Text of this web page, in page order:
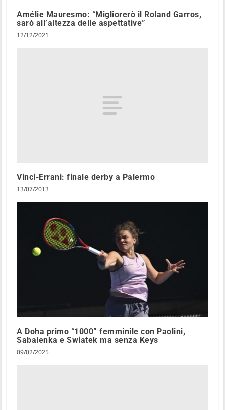
Amélie Mauresmo: “Migliorerò il Roland Garros,
sarò all’altezza delle aspettative”
12/12/2021
Vinci-Errani: finale derby a Palermo
13/07/2013
A Doha primo “1000” femminile con Paolini,
Sabalenka e Swiatek ma senza Keys
09/02/2025